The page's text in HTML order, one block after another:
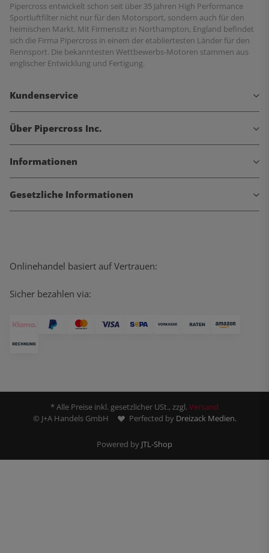
Pipercross entwickelt schon seit über 35 Jahren High Performance
Sportluftfilter nicht nur für den Motorsport, sondern auch für den
heimischen Markt. Mit Firmensitz in Northampton, England befindet
sich die Firma Pipercross in einem der etabliertesten Länder für den
Rennsport. Die bekanntesten Wettbewerbs-Motoren stammen aus
englischer Entwicklung und Fertigung.
Kundenservice
Über Pipercross Inc.
Informationen
Gesetzliche Informationen
Onlinehandel basiert auf Vertrauen:
Sicher bezahlen via:
* Alle Preise inkl. gesetzlicher USt., zzgl.Versand
© J+A Handels GmbH
Perfected by Dreizack Medien.
Powered by JTL-Shop